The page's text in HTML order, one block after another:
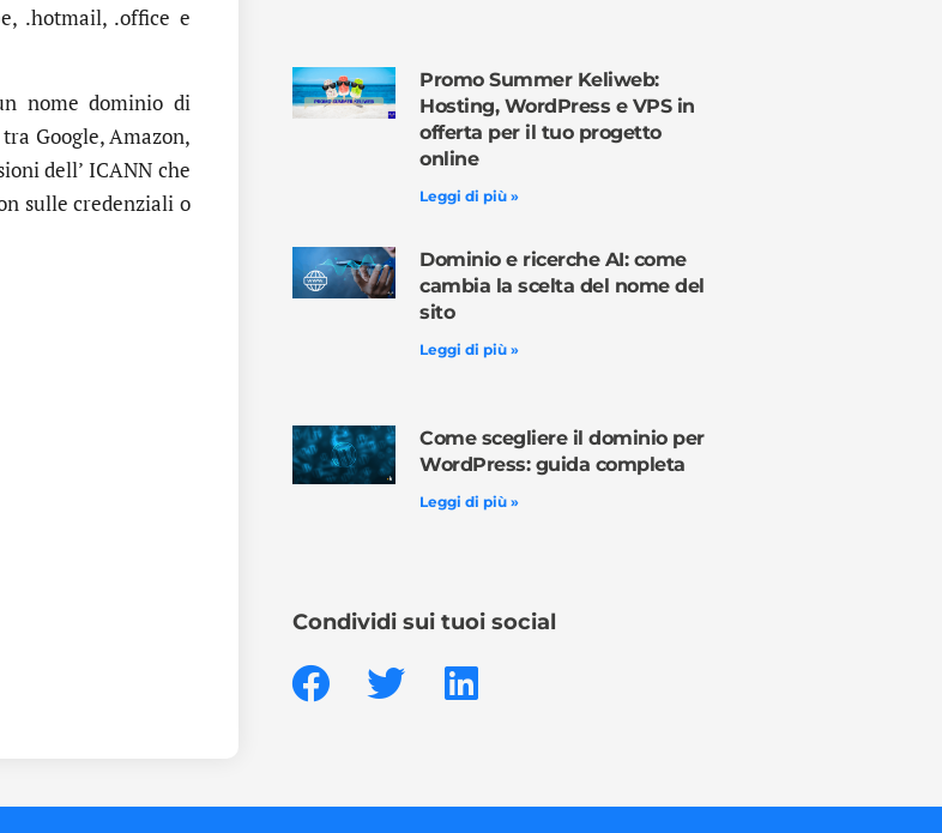
.hotmail, .office e
nome dominio di
Google, Amazon,
dell’ ICANN che
sulle credenziali o
Promo Summer Keliweb:
Hosting, WordPress e VPS in
offerta per il tuo progetto
online
Leggi di più »
Dominio e ricerche AI: come
cambia la scelta del nome del
sito
Leggi di più »
Come scegliere il dominio per
WordPress: guida completa
Leggi di più »
Condividi sui tuoi social